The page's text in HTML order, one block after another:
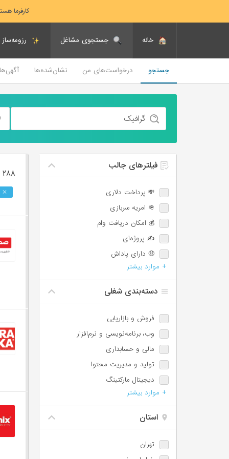
کارفرما
خانه جستجوی مشاغل رزومه‌ساز
جستجو درخواست‌های من نشان‌شده‌ها
💸 پرداخت دلاری
🪖 امریه سربازی
💰 امکان دریافت وام
✍️ پروژه‌ای
🤑 دارای پاداش
💯 دارای پورسانت
📈 امکان ترفیع شغلی
🕐 پاره‌وقت
♿️ امکان استخدام معلولین
⏱️ ساعت کاری شناور
🩺 بیمه تکمیلی
📊 سهام تشویقی
✈️ سفر کاری
+ موارد بیشتر
فروش و بازاریابی
وب،‌ برنامه‌نویسی و نرم‌افزار
مالی و حسابداری
تولید و مدیریت محتوا
دیجیتال مارکتینگ
مسئول دفتر، اجرائی و اداری
طراحی
آموزش
+ موارد بیشتر
تهران
۲۸۸ فرصت ‌شغلی